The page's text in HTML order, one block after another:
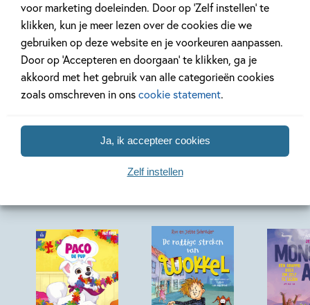
voor marketing doeleinden. Door op ‘Zelf instellen’ te
klikken, kun je meer lezen over de cookies die we
gebruiken op deze website en je voorkeuren aanpassen.
Door op ‘Accepteren en doorgaan’ te klikken, ga je
akkoord met het gebruik van alle categorieën cookies
zoals omschreven in onscookie statement.
Ja, ik accepteer cookies
Zelf instellen
Lees meer Lees meer
Bekijk alle artikelen
Meer van deze auteur